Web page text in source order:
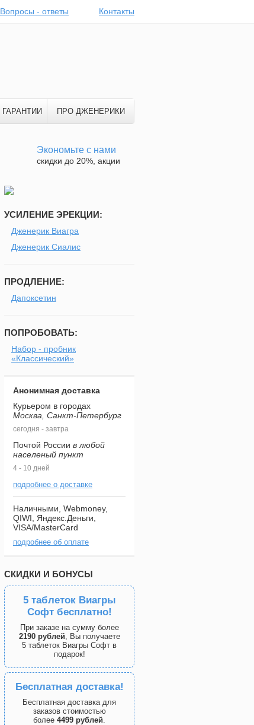
Вопросы - ответы Контакты
ГАРАНТИИ ПРО ДЖЕНЕРИКИ
Экономьте с нами
скидки до 20%, акции
УСИЛЕНИЕ ЭРЕКЦИИ:
Дженерик Виагра
Дженерик Сиалис
ПРОДЛЕНИЕ:
Дапоксетин
ПОПРОБОВАТЬ:
Набор - пробник
«Классический»
Анонимная доставка
Курьером в городах
Москва, Санкт-Петербург
сегодня - завтра
Почтой России в любой
населеный пункт
4 - 10 дней
подробнее о доставке
Наличными, Webmoney,
QIWI, Яндекс.Деньги,
VISA/MasterCard
подробнее об оплате
СКИДКИ И БОНУСЫ
5 таблеток Виагры
Софт бесплатно!
При заказе на сумму более
2190 рублей, Вы получаете
5 таблеток Виагры Софт в
подарок!
Бесплатная доставка!
Бесплатная доставка для
заказов стоимостью
более 4499 рублей.